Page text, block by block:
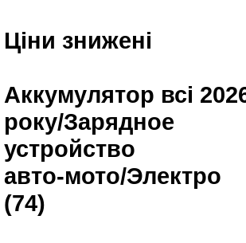
Ціни знижені
Аккумулятор всі
року/Зарядное
устройство
авто-мото/Электро
(74)